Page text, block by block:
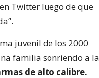
Twitter luego de que
juvenil de los 2000
familia sonriendo a la
de alto calibre.